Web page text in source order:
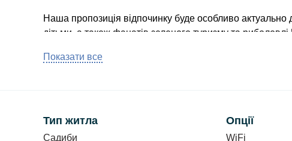
Наша пропозиція відпочинку буде особливо актуально
дітьми, а також фанатів зеленого туризму та
Вміщає до 10 осіб. Всього в будинку 3 номери з
поверсі і 5-тимісний на 2 поверсі.
Показати все
Тип житла
Садиби
Опції
WiFi